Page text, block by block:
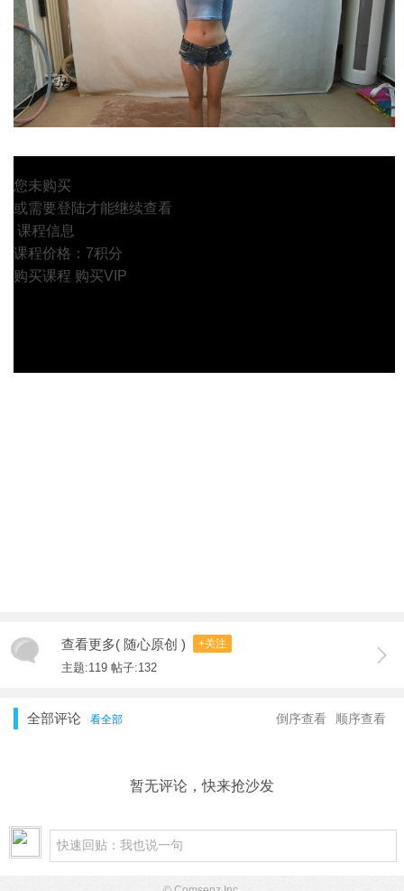
您未购买
或需要登陆才能继续查看
课程信息
课程价格：7积分
购买课程 购买VIP
查看更多( 随心原创 ) +关注
主题:119 帖子:132
全部评论 看全部 顺序查看
倒序查看
暂无评论，快来抢沙发